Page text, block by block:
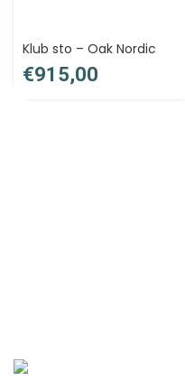
Klub sto – Oak Nordic
€